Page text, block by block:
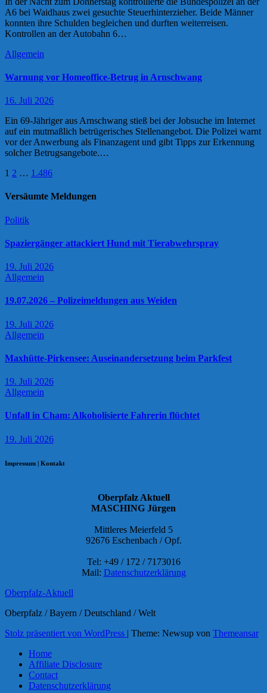
A6 bei Waidhaus zwei gesuchte Steuerhinterzieher. Beide Männer
konnten ihre Schulden begleichen und durften weiterreisen.
Kontrollen an der Autobahn 6…
Allgemein
Warnung vor Homeoffice-Betrug in Arnschwang
16. Juli 2026
Ein 69-Jähriger aus Arnschwang stieß bei der Jobsuche im Internet
auf ein mutmaßlich betrügerisches Stellenangebot. Die Polizei warnt
vor der Anwerbung als Finanzagent und gibt Tipps zur Erkennung
solcher Betrugsangebote.…
Seitennummerierung
der
1 2 … 1.486
Versäumte Meldungen
Politik
Spaziergänger attackiert Hund mit Tierabwehrspray
19. Juli 2026
Allgemein
19.07.2026 – Polizeimeldungen aus Weiden
19. Juli 2026
Allgemein
Maxhütte-Pirkensee: Auseinandersetzung beim Parkfest
19. Juli 2026
Allgemein
Unfall in Cham: Alkoholisierte Fahrerin flüchtet
19. Juli 2026
Impressum | Kontakt
Oberpfalz Aktuell
MASCHING Jürgen
Mittleres Meierfeld 5
92676 Eschenbach / Opf.
Tel: +49 / 172 / 7173016
Mail: Datenschutzerklärung
Oberpfalz-Aktuell
Oberpfalz / Bayern / Deutschland / Welt
Stolz präsentiert von WordPress | Theme: Newsup von Themeansar
Home
Affiliate Disclosure
Contact
Datenschutzerklärung